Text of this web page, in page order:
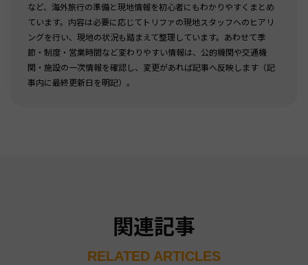
など、海外旅行の準備と現地情報を初心者にもわかりやすくまとめ
ています。内容は必要に応じてトリファの現地スタッフへのヒアリ
ングを行い、現地の状況も踏まえて整理しています。あわせて季
節・制度・営業時間など変わりやすい情報は、公的機関や交通機
関・施設の一次情報を確認し、変更があれば記事へ反映します（記
事内に最終更新日を明記）。
関連記事
RELATED ARTICLES